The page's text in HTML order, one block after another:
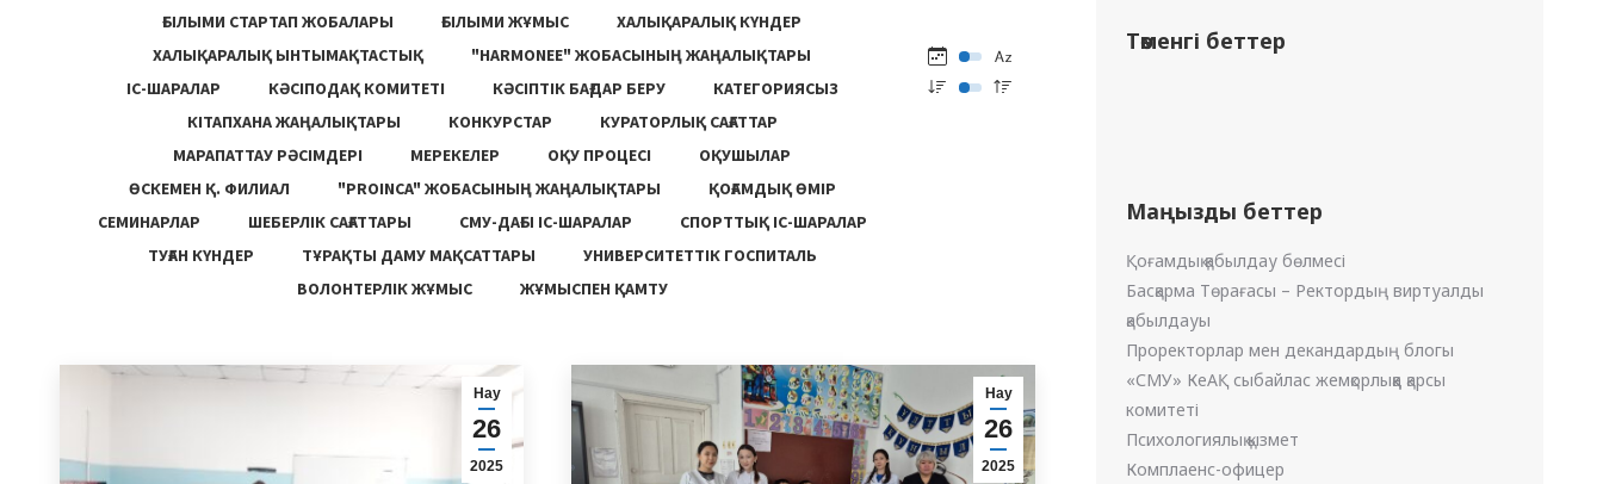
ҒЫЛЫМИ СТАРТАП ЖОБАЛАРЫ
ҒЫЛЫМИ ЖҰМЫС
ХАЛЫҚАРАЛЫҚ КҮНДЕР
ХАЛЫҚАРАЛЫҚ ЫНТЫМАҚТАСТЫҚ
"HARMONEE" ЖОБАСЫНЫҢ ЖАҢАЛЫҚТАРЫ
ІС-ШАРАЛАР
КӘСІПОДАҚ КОМИТЕТІ КӘСІПТІК БАҒДАР БЕРУ
КАТЕГОРИЯСЫЗ
КІТАПХАНА ЖАҢАЛЫҚТАРЫ
КОНКУРСТАР
КУРАТОРЛЫҚ САҒАТТАР
МАРАПАТТАУ РӘСІМДЕРІ
МЕРЕКЕЛЕР ОҚУ ПРОЦЕСІ
ОҚУШЫЛАР
ӨСКЕМЕН Қ. ФИЛИАЛ
"PROINCA" ЖОБАСЫНЫҢ ЖАҢАЛЫҚТАРЫ
ҚОҒАМДЫҚ ӨМІР
СЕМИНАРЛАР
ШЕБЕРЛІК САҒАТТАРЫ СМУ-ДАҒЫ ІС-ШАРАЛАР
СПОРТТЫҚ ІС-ШАРАЛАР
ТУҒАН КҮНДЕР
ТҰРАҚТЫ ДАМУ МАҚСАТТАРЫ
УНИВЕРСИТЕТТІК ГОСПИТАЛЬ
ВОЛОНТЕРЛІК ЖҰМЫС
ЖҰМЫСПЕН ҚАМТУ
Нау
26
2025
Нау
26
2025
Төменгі беттер
Маңызды беттер
Қоғамдық қабылдау бөлмесі
Басқарма Төрағасы – Ректордың виртуалды
қабылдауы
Проректорлар мен декандардың блогы
«СМУ» КеАҚ сыбайлас жемқорлыққа қарсы
комитеті
Психологиялық қызмет
Комплаенс-офицер